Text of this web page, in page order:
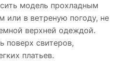
модель прохладным
или в ветреную погоду, не
верхней одеждой.
поверх свитеров,
платьев.